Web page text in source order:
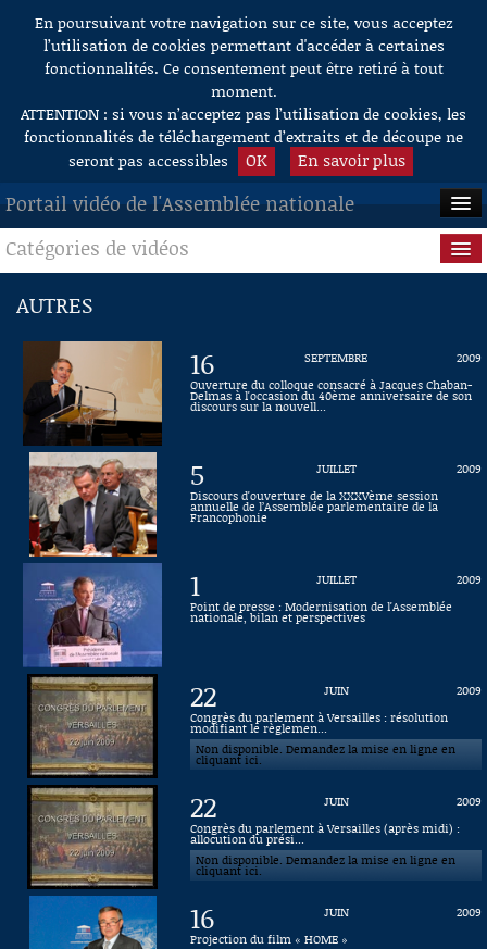
Aller au contenu
En poursuivant votre navigation sur ce site, vous acceptez
l’utilisation de cookies permettant d'accéder à certaines
fonctionnalités. Ce consentement peut être retiré à tout
moment.
ATTENTION : si vous n’acceptez pas l’utilisation de cookies, les
fonctionnalités de téléchargement d’extraits et de découpe ne
seront pas accessibles
OK En savoir plus
Portail vidéo de l'Assemblée nationale
ACCUEIL
EN DIRECT
À LA DEMANDE
RECHERCHE
AIDE À LA DÉCOUPE
DE VIDÉOS
Catégories de vidéos
Questions au Gouvernement
Commissions
Évènements
Connaissance, Histoire
AUTRES
16 SEPTEMBRE
2009
Ouverture du colloque consacré à Jacques Chaban-
Delmas à l'occasion du 40ème anniversaire de son
discours sur la nouvell...
5 JUILLET
2009
Discours d'ouverture de la XXXVème session
annuelle de l’Assemblée parlementaire de la
Francophonie
1 JUILLET
2009
Point de presse : Modernisation de l'Assemblée
nationale, bilan et perspectives
22 JUIN
2009
Congrès du parlement à Versailles : résolution
modifiant le règlemen...
Non disponible. Demandez la mise en ligne en
cliquant ici.
22 JUIN
2009
Congrès du parlement à Versailles (après midi) :
allocution du prési...
Non disponible. Demandez la mise en ligne en
cliquant ici.
16 JUIN
2009
Projection du film « HOME »